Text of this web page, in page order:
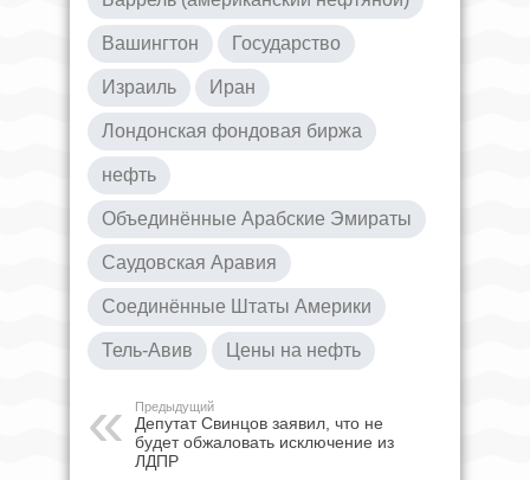
Вашингтон Государство
Израиль Иран
Лондонская фондовая биржа
нефть
Объединённые Арабские Эмираты
Саудовская Аравия
Соединённые Штаты Америки
Тель-Авив Цены на нефть
Предыдущий
Депутат Свинцов заявил, что не
будет обжаловать исключение из
ЛДПР